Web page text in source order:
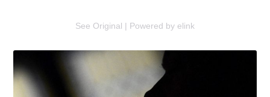
See Original | Powered by elink